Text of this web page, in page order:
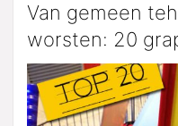
Van gemeen
worsten: 20